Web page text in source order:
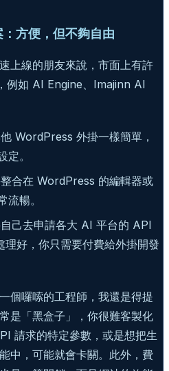
方便，但不夠自由
上線的朋友來說，市面上有許
例如 AI Engine、Imajinn AI
WordPress 外掛一樣簡單，
。
合在 WordPress 的編輯器或
暢。
己去申請各大 AI 平台的 API
理好，你只需要付費給外掛開發
個囉嗦的工程師，我還是得提
是「黑盒子」，你很難客製化
請求的特定參數，或是想把生
中，可能就會卡關。此外，費